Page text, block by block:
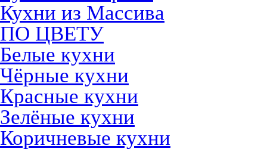
Кухни из Массива
ПО ЦВЕТУ
Белые кухни
Чёрные кухни
Красные кухни
Зелёные кухни
Коричневые кухни